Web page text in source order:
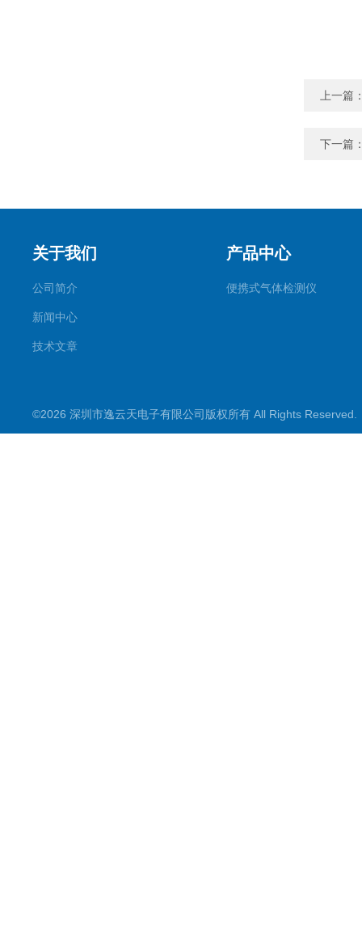
上一篇
下一篇
关于我们
公司简介
新闻中心
技术文章
产品中心
便携式气体检测仪
©2026 深圳市逸云天电子有限公司版权所有 All Rights